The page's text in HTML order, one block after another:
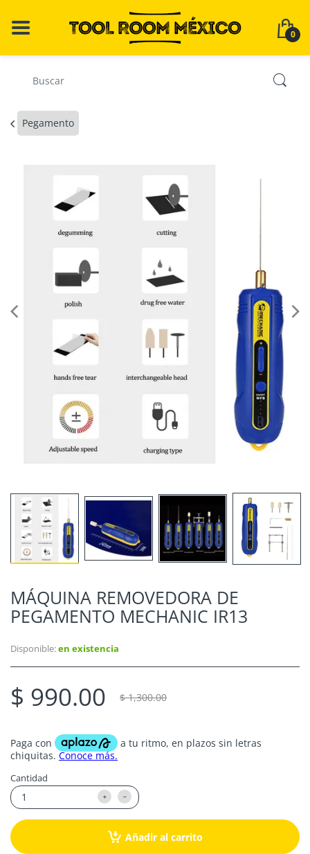
0
Pegamento
MÁQUINA REMOVEDORA DE
PEGAMENTO MECHANIC IR13
Disponible:en existencia
$ 990.00 $ 1,300.00
Cantidad
Añadir al carrito